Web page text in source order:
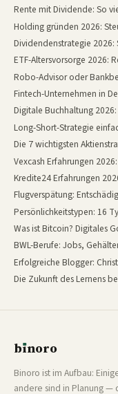
Rente mit Dividende: So
Holding gründen 2026:
Dividendenstrategie
ETF-Altersvorsorge 2026:
Robo-Advisor oder
Fintech-Unternehmen in
Digitale Buchhaltung
Long-Short-Strategie
Die 7 wichtigsten
Vexcash Erfahrungen
Kredite24 Erfahrungen
Flugverspätung:
Persönlichkeitstypen: 16
Was ist Bitcoin? Digitales
BWL-Berufe: Jobs,
Erfolgreiche Blogger:
Die Zukunft des Lernens
bınoro
Binoro ist im Aufbau:
andere sind in Planung